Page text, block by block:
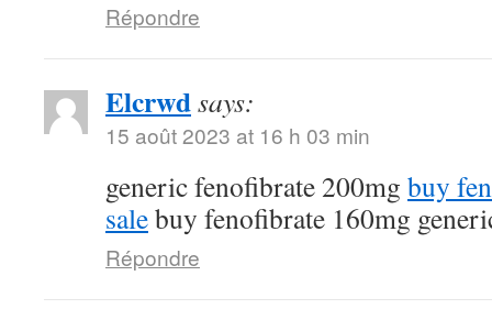
Répondre
Elcrwdsays:
15 août 2023 at 16 h 03 min
generic fenofibrate 200mg buy
salebuy fenofibrate 160mg
Répondre